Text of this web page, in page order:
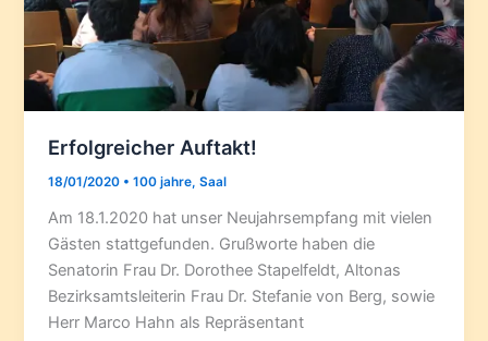
Erfolgreicher Auftakt!
18/01/2020 •100 jahre,Saal
Am 18.1.2020 hat unser Neujahrsempfang mit vielen
Gästen stattgefunden. Grußworte haben die
Senatorin Frau Dr. Dorothee Stapelfeldt, Altonas
Bezirksamtsleiterin Frau Dr. Stefanie von Berg, sowie
Herr Marco Hahn als Repräsentant